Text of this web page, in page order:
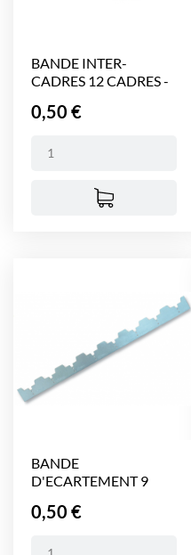
BANDE INTER-
CADRES 12 CADRES -
Prix
0,50 €
BANDE
D'ECARTEMENT 9
Prix
0,50 €